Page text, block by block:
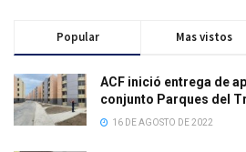
Popular Mas vistos
ACF inició entrega de
conjunto Parques del
16 DE AGOSTO DE 2022